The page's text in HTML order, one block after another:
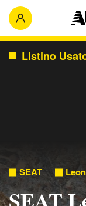
Listino
SEAT